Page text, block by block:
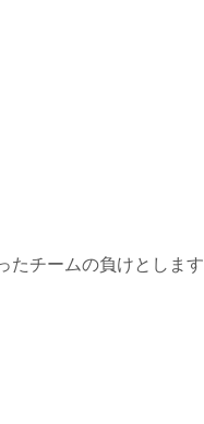
たチームの負けとします